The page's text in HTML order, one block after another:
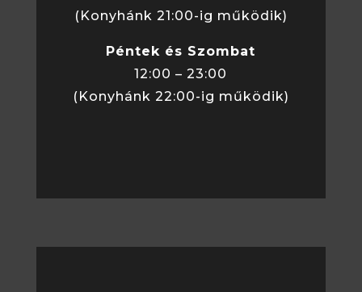
(Konyhánk 21:00-ig működik)
Péntek és Szombat
12:00 – 23:00
(Konyhánk 22:00-ig működik)